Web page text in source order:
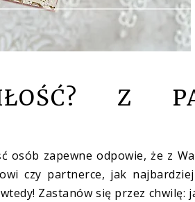
Z
osób zapewne odpowie, że z
czy partnerce, jak
Zastanów się przez chwilę: